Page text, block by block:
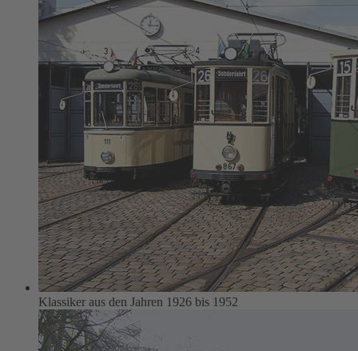
Klassiker aus den Jahren 1926 bis 1952